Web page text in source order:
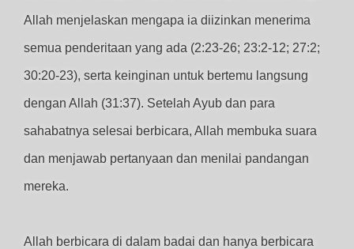
Allah menjelaskan mengapa ia diizinkan menerima
semua penderitaan yang ada (2:23-26; 23:2-12; 27:2;
30:20-23), serta keinginan untuk bertemu langsung
dengan Allah (31:37). Setelah Ayub dan para
sahabatnya selesai berbicara, Allah membuka suara
dan menjawab pertanyaan dan menilai pandangan
mereka.
Allah berbicara di dalam badai dan hanya berbicara